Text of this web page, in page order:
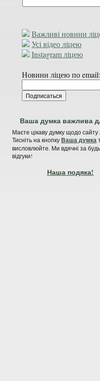
Важливі новини
Усі відео ліцею
Instagram ліцею
Новини ліцею по email:
Ваша думка важлива
Маєте цікаву думку щодо сайту
Тисніть на кнопкуВаша думка
висловлюйте. Ми вдячні за
відгуки!
Наша подяка!